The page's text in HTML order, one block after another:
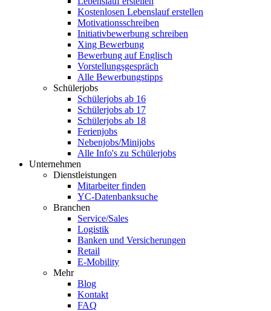
Kostenlosen Lebenslauf erstellen
Motivationsschreiben
Initiativbewerbung schreiben
Xing Bewerbung
Bewerbung auf Englisch
Vorstellungsgespräch
Alle Bewerbungstipps
Schülerjobs
Schülerjobs ab 16
Schülerjobs ab 17
Schülerjobs ab 18
Ferienjobs
Nebenjobs/Minijobs
Alle Info's zu Schülerjobs
Unternehmen
Dienstleistungen
Mitarbeiter finden
YC-Datenbanksuche
Branchen
Service/Sales
Logistik
Banken und Versicherungen
Retail
E-Mobility
Mehr
Blog
Kontakt
FAQ